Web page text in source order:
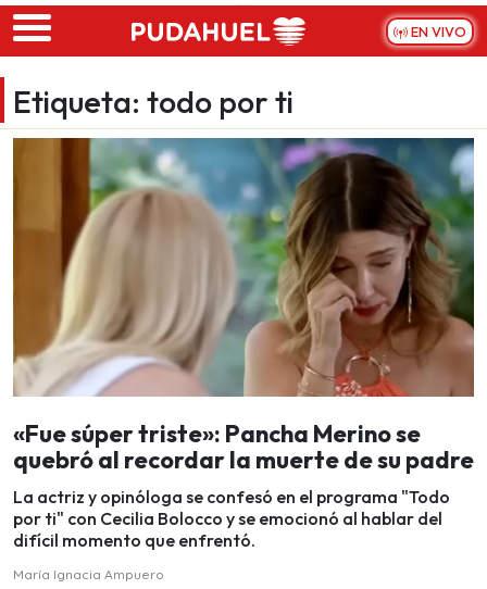
Skip to main content
EN VIVO
Etiqueta: todo por ti
«Fue súper triste»: Pancha Merino se
quebró al recordar la muerte de su padre
La actriz y opinóloga se confesó en el programa "Todo
por ti" con Cecilia Bolocco y se emocionó al hablar del
difícil momento que enfrentó.
María Ignacia Ampuero